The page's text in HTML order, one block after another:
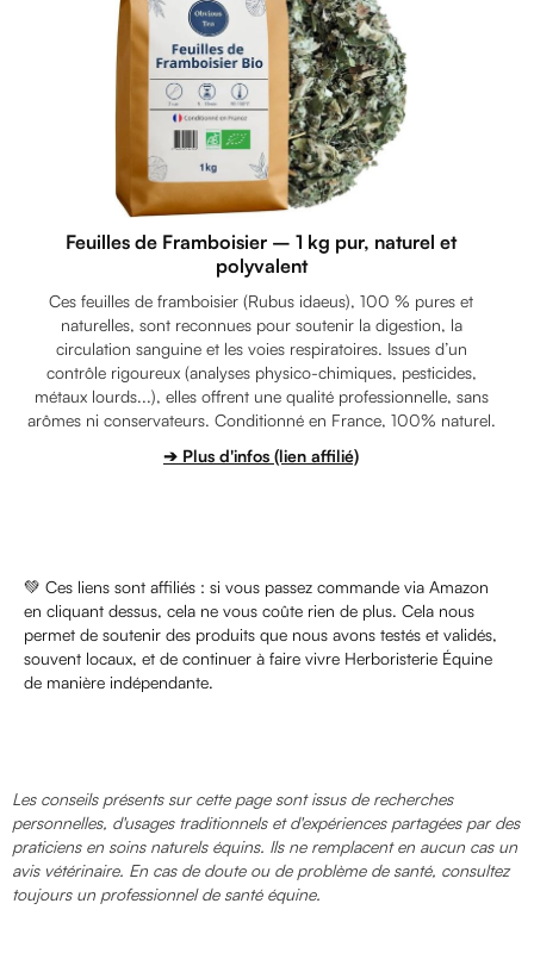
Les conseils présents sur cette page sont issus de recherches
personnelles, d'usages traditionnels et d'expériences partagées par des
praticiens en soins naturels équins. Ils ne remplacent en aucun cas un
avis vétérinaire. En cas de doute ou de problème de santé, consultez
toujours un professionnel de santé équine.
Feuilles de Framboisier – 1 kg pur, naturel et
polyvalent
Ces feuilles de framboisier (Rubus idaeus), 100 % pures et
naturelles, sont reconnues pour soutenir la digestion, la
circulation sanguine et les voies respiratoires. Issues d’un
contrôle rigoureux (analyses physico-chimiques, pesticides,
métaux lourds...), elles offrent une qualité professionnelle, sans
arômes ni conservateurs. Conditionné en France, 100% naturel.
➔ Plus d'infos (lien affilié)
💚 Ces liens sont affiliés : si vous passez commande via Amazon
en cliquant dessus, cela ne vous coûte rien de plus. Cela nous
permet de soutenir des produits que nous avons testés et validés,
souvent locaux, et de continuer à faire vivre Herboristerie Équine
de manière indépendante.